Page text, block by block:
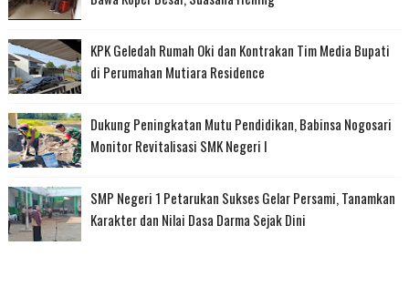
KPK Geledah Rumah Oki dan Kontrakan Tim Media Bupati
di Perumahan Mutiara Residence
Dukung Peningkatan Mutu Pendidikan, Babinsa Nogosari
Monitor Revitalisasi SMK Negeri I
SMP Negeri 1 Petarukan Sukses Gelar Persami, Tanamkan
Karakter dan Nilai Dasa Darma Sejak Dini